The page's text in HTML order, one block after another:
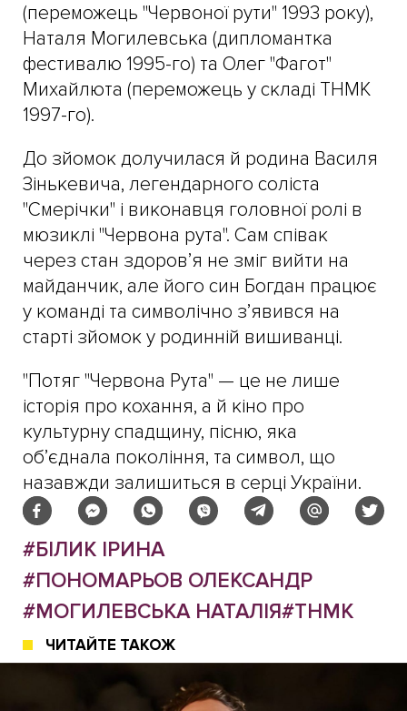
(переможець "Червоної рути" 1993 року),
Наталя Могилевська (дипломантка
фестивалю 1995-го) та Олег "Фагот"
Михайлюта (переможець у складі ТНМК
1997-го).
До зйомок долучилася й родина Василя
Зінькевича, легендарного соліста
"Смерічки" і виконавця головної ролі в
мюзиклі "Червона рута". Сам співак
через стан здоров’я не зміг вийти на
майданчик, але його син Богдан працює
у команді та символічно з’явився на
старті зйомок у родинній вишиванці.
"Потяг "Червона Рута" — це не лише
історія про кохання, а й кіно про
культурну спадщину, пісню, яка
об’єднала покоління, та символ, що
назавжди залишиться в серці України.
#БІЛИК ІРИНА
#ПОНОМАРЬОВ ОЛЕКСАНДР
#МОГИЛЕВСЬКА НАТАЛІЯ#ТНМК
ЧИТАЙТЕ ТАКОЖ